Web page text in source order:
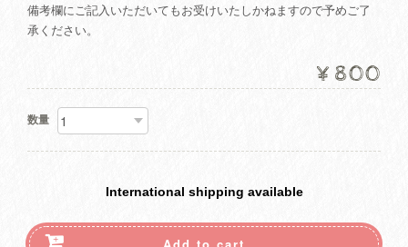
備考欄にご記入いただいてもお受けいたしかねますので予めご了
承ください。
¥800
数量
International shipping available